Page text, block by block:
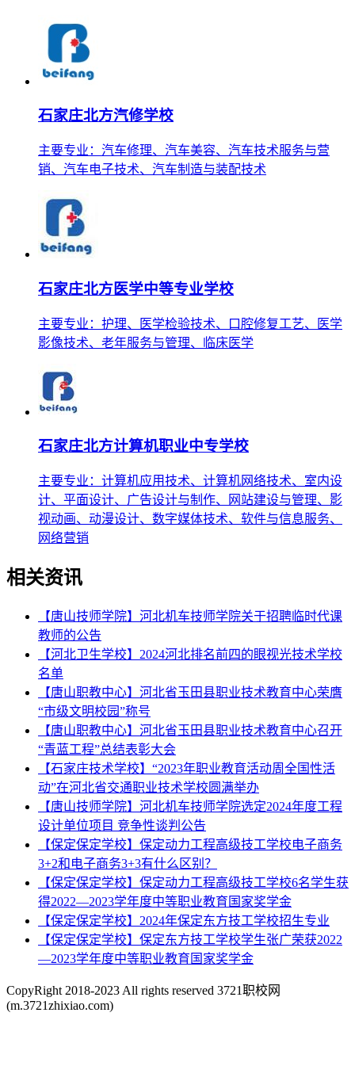
石家庄北方汽修学校
主要专业：汽车修理、汽车美容、汽车技术服务与营
销、汽车电子技术、汽车制造与装配技术
石家庄北方医学中等专业学校
主要专业：护理、医学检验技术、口腔修复工艺、医学
影像技术、老年服务与管理、临床医学
石家庄北方计算机职业中专学校
主要专业：计算机应用技术、计算机网络技术、室内设
计、平面设计、广告设计与制作、网站建设与管理、影
视动画、动漫设计、数字媒体技术、软件与信息服务、
网络营销
相关资讯
【唐山技师学院】河北机车技师学院关于招聘临时代课
教师的公告
【河北卫生学校】2024河北排名前四的眼视光技术学校
名单
【唐山职教中心】河北省玉田县职业技术教育中心荣膺
“市级文明校园”称号
【唐山职教中心】河北省玉田县职业技术教育中心召开
“青蓝工程”总结表彰大会
【石家庄技术学校】“2023年职业教育活动周全国性活
动”在河北省交通职业技术学校圆满举办
【唐山技师学院】河北机车技师学院选定2024年度工程
设计单位项目 竞争性谈判公告
【保定保定学校】保定动力工程高级技工学校电子商务
3+2和电子商务3+3有什么区别？
【保定保定学校】保定动力工程高级技工学校6名学生获
得2022—2023学年度中等职业教育国家奖学金
【保定保定学校】2024年保定东方技工学校招生专业
【保定保定学校】保定东方技工学校学生张广荣获2022
—2023学年度中等职业教育国家奖学金
CopyRight 2018-2023 All rights reserved 3721职校网
(m.3721zhixiao.com)